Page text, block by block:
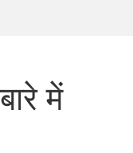
में